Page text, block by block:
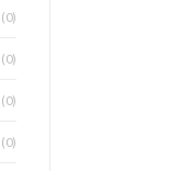
(0)
(0)
(0)
(0)